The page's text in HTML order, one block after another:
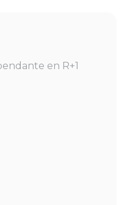
en R+1